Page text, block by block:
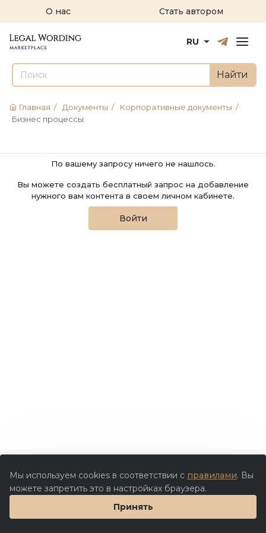
О нас Стать автором
РусскийEnglish
RU
Найти
Главная / Документы / Корпоративные документы /
Бизнес процессы
По вашему запросу ничего не нашлось.
Вы можете создать бесплатный запрос на добавление
нужного вам контента в своем личном кабинете.
Войти
Мы используем cookies в соответствии с правилами. Вы
можете запретить это в настройках браузера.
Принять